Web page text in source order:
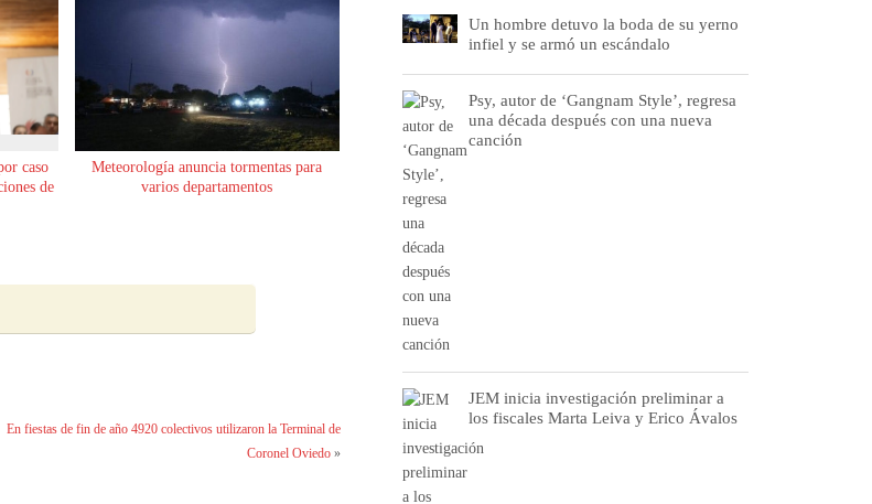
caso
de
Meteorología anuncia tormentas para
varios departamentos
En fiestas de fin de año 4920 colectivos utilizaron la Terminal de
Coronel Oviedo»
Un hombre detuvo la boda de su yerno
infiel y se armó un escándalo
Psy, autor de ‘Gangnam Style’, regresa
una década después con una nueva
canción
JEM inicia investigación preliminar a
los fiscales Marta Leiva y Erico Ávalos